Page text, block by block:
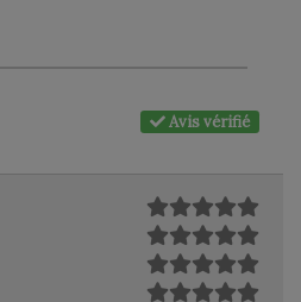
Avis vérifié